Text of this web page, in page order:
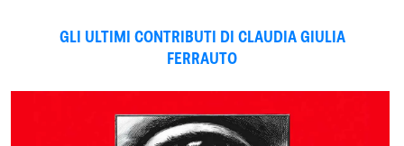
GLI ULTIMI CONTRIBUTI DI CLAUDIA GIULIA
FERRAUTO